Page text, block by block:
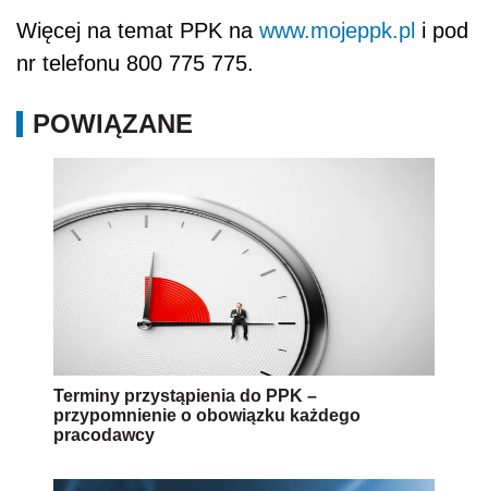
Więcej na temat PPK na www.mojeppk.pl i pod
nr telefonu 800 775 775.
POWIĄZANE
Terminy przystąpienia do PPK –
przypomnienie o obowiązku każdego
pracodawcy